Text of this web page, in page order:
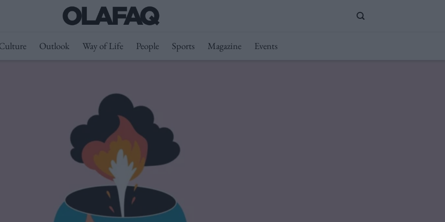
Outlook Way of Life People Sports Magazine Events